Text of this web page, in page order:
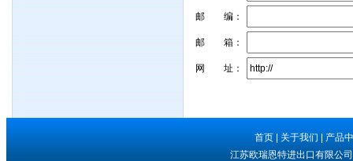
邮 编：
邮 箱：
网 址：
首页| 关于我们
产品
江苏欧瑞恩特进出口有限公